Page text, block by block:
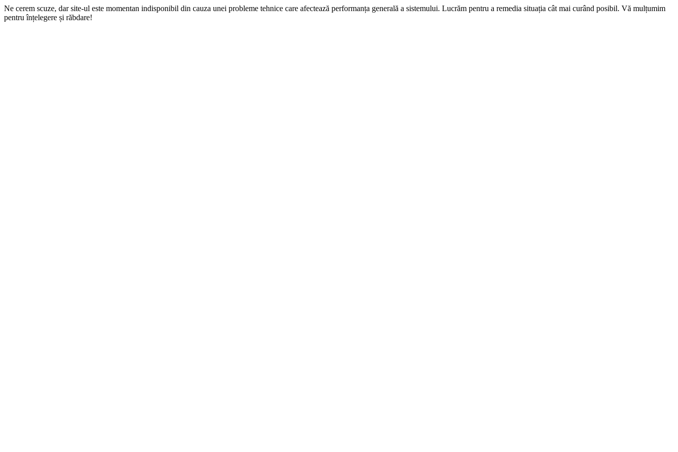
Ne cerem scuze, dar site-ul este momentan indisponibil din cauza unei probleme tehnice care afectează performanța generală a sistemului. Lucrăm pentru a remedia situația cât mai curând posibil. Vă mulțumim
pentru înțelegere și răbdare!